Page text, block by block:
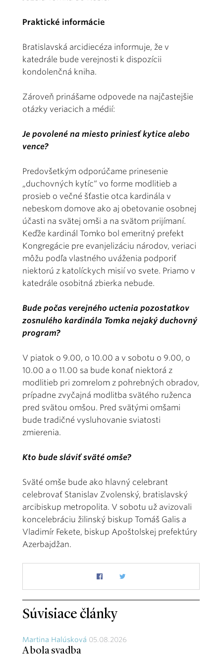
Praktické informácie
Bratislavská arcidiecéza informuje, že v
katedrále bude verejnosti k dispozícii
kondolenčná kniha.
Zároveň prinášame odpovede na najčastejšie
otázky veriacich a médií:
Je povolené na miesto priniesť kytice alebo
vence?
Predovšetkým odporúčame prinesenie
„duchovných kytíc“ vo forme modlitieb a
prosieb o večné šťastie otca kardinála v
nebeskom domove ako aj obetovanie osobnej
účasti na svätej omši a na svätom prijímaní.
Keďže kardinál Tomko bol emeritný prefekt
Kongregácie pre evanjelizáciu národov, veriaci
môžu podľa vlastného uváženia podporiť
niektorú z katolíckych misií vo svete. Priamo v
katedrále osobitná zbierka nebude.
Bude počas verejného uctenia pozostatkov
zosnulého kardinála Tomka nejaký duchovný
program?
V piatok o 9.00, o 10.00 a v sobotu o 9.00, o
10.00 a o 11.00 sa bude konať niektorá z
modlitieb pri zomrelom z pohrebných obradov,
prípadne zvyčajná modlitba svätého ruženca
pred svätou omšou. Pred svätými omšami
bude tradičné vysluhovanie sviatosti
zmierenia.
Kto bude sláviť sväté omše?
Sväté omše bude ako hlavný celebrant
celebrovať Stanislav Zvolenský, bratislavský
arcibiskup metropolita. V sobotu už avizovali
koncelebráciu žilinský biskup Tomáš Galis a
Vladimír Fekete, biskup Apoštolskej prefektúry
Azerbajdžan.
Súvisiace články
Martina Halúsková 05.08.2026
A bola svadba